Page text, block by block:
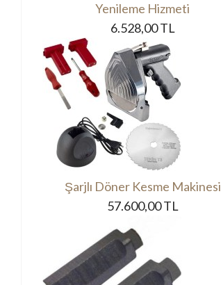
Yenileme Hizmeti
6.528,00 TL
Şarjlı Döner Kesme Makinesi
57.600,00 TL